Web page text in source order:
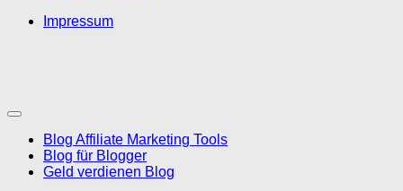
Impressum
Blog Affiliate Marketing Tools
Blog für Blogger
Geld verdienen Blog